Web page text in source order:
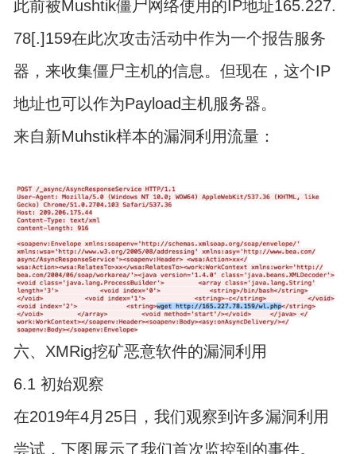
此前被Mushtik僵尸网络使用的IP地址165.227.
78[.]159在此次攻击活动中作为一个报告服务
器，来收集僵尸主机的信息。但现在，这个IP
地址也可以作为Payload主机服务器。
来自新Muhstik样本的漏洞利用流量：
六、XMRig挖矿恶意软件的漏洞利用
6.1 初始观察
在2019年4月25日，我们观察到许多漏洞利用
尝试，下图展示了我们首次监控到的事件。